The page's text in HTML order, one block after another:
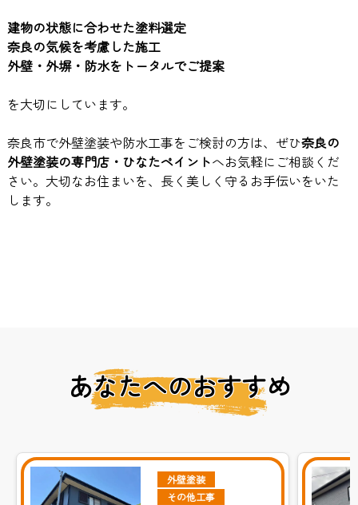
建物の状態に合わせた塗料選定
奈良の気候を考慮した施工
外壁・外塀・防水をトータルでご提案
を大切にしています。
奈良市で外壁塗装や防水工事をご検討の方は、ぜひ奈良の
外壁塗装の専門店・ひなたペイントへお気軽にご相談くだ
さい。大切なお住まいを、長く美しく守るお手伝いをいた
します。
あなたへのおすすめ
外壁塗装
その他工事